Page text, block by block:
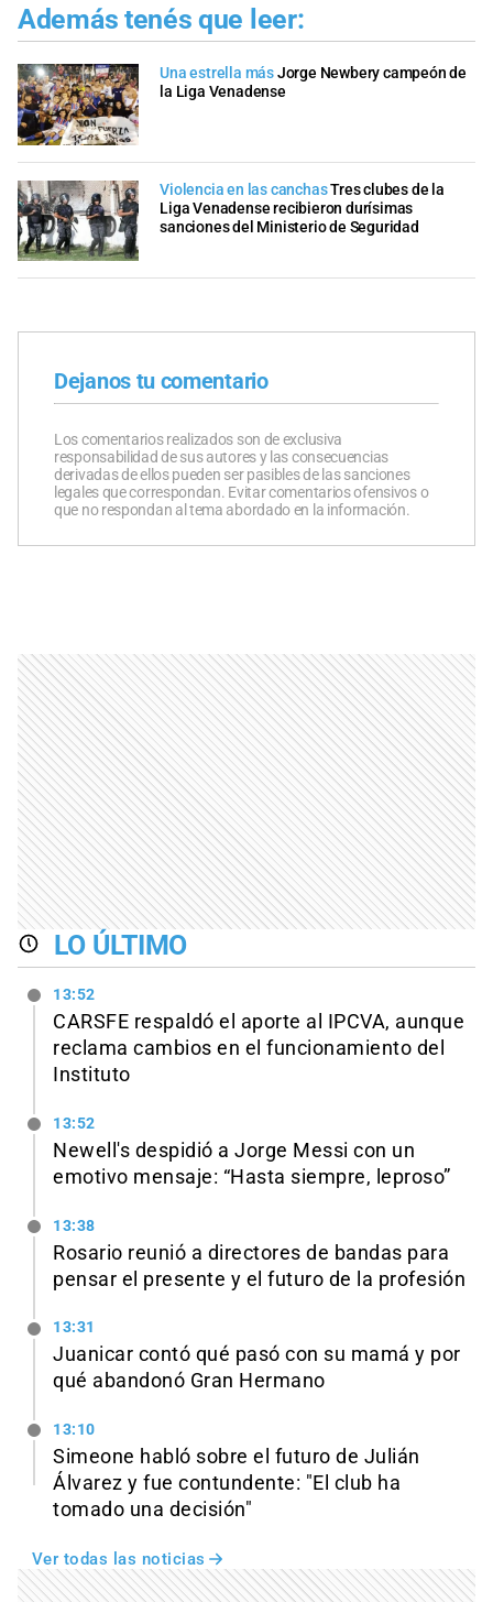
Además tenés que leer:
Una estrella másJorge Newbery campeón de
la Liga Venadense
Violencia en las canchasTres clubes de la
Liga Venadense recibieron durísimas
sanciones del Ministerio de Seguridad
Dejanos tu comentario
Los comentarios realizados son de exclusiva
responsabilidad de sus autores y las consecuencias
derivadas de ellos pueden ser pasibles de las sanciones
legales que correspondan. Evitar comentarios ofensivos o
que no respondan al tema abordado en la información.
LO ÚLTIMO
13:52
CARSFE respaldó el aporte al IPCVA, aunque
reclama cambios en el funcionamiento del
Instituto
13:52
Newell's despidió a Jorge Messi con un
emotivo mensaje: “Hasta siempre, leproso”
13:38
Rosario reunió a directores de bandas para
pensar el presente y el futuro de la profesión
13:31
Juanicar contó qué pasó con su mamá y por
qué abandonó Gran Hermano
13:10
Simeone habló sobre el futuro de Julián
Álvarez y fue contundente: "El club ha
tomado una decisión"
Ver todas las noticias